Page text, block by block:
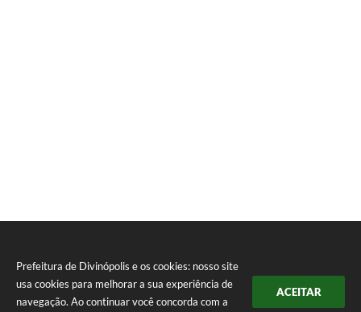
Prefeitura de Divinópolis e os cookies: nosso site
usa cookies para melhorar a sua experiência de
navegação. Ao continuar você concorda com a
ACEITAR